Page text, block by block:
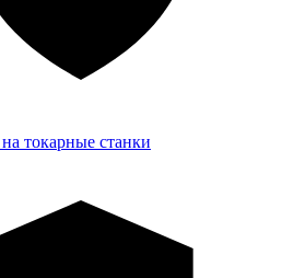
токарные станки